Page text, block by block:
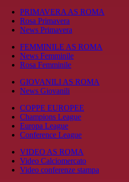
PRIMAVERA AS ROMA
Rosa Primavera
News Primavera
FEMMINILE AS ROMA
News Femminile
Rosa Femminile
GIOVANILI AS ROMA
News Giovanili
COPPE EUROPEE
Champions League
Europa League
Conference League
VIDEO AS ROMA
Video Calciomercato
Video conferenze stampa